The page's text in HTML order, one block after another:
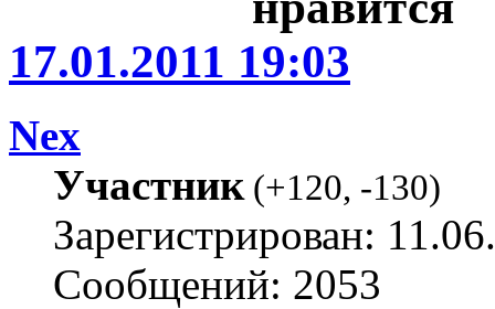
17.01.2011 19:03
Nex
Участник(+120, -130)
Зарегистрирован:
Сообщений: 2053